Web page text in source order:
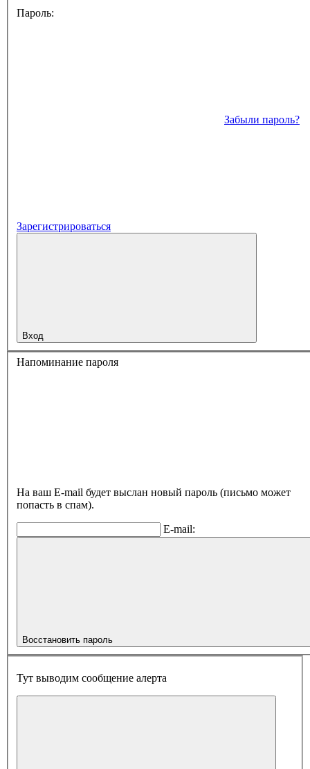
Пароль:
Забыли пароль?
Зарегистрироваться
Вход
Напоминание пароля
На ваш E-mail будет выслан новый пароль (письмо может
попасть в спам).
E-mail:
Восстановить пароль
Тут выводим сообщение алерта